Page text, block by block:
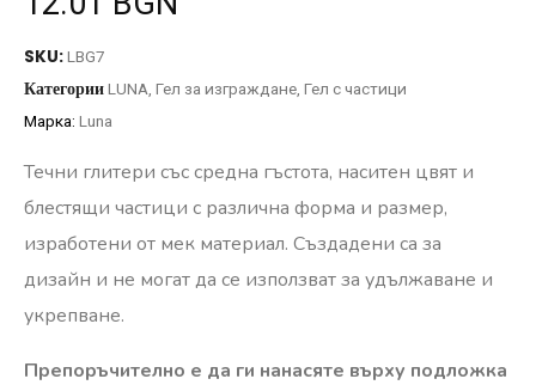
SKU:LBG7
КатегорииLUNA Гел за изграждане Гел с частици
Марка: Luna
Течни глитери със средна гъстота, наситен цвят и
блестящи частици с различна форма и размер,
изработени от мек материал. Създадени са за
дизайн и не могат да се използват за удължаване и
укрепване.
Препоръчително е да ги нанасяте върху подложка